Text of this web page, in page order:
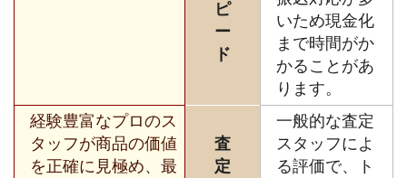
ピ
ー
ド
いため現金化
まで時間がか
かることがあ
ります。
経験豊富なプロのス
タッフが商品の価値
を正確に見極め、最
査
定
一般的な査定
スタッフによ
る評価で、ト